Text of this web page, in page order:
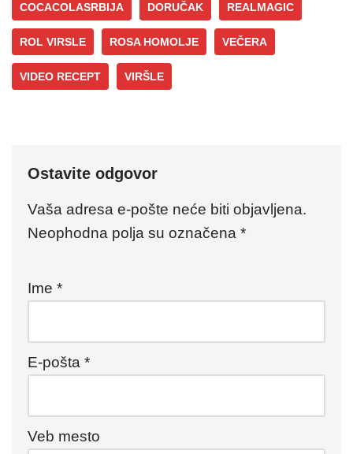
COCACOLASRBIJA DORUČAK REALMAGIC
ROL VIRSLE ROSA HOMOLJE VEČERA
VIDEO RECEPT VIRŠLE
Ostavite odgovor
Vaša adresa e-pošte neće biti objavljena.
Neophodna polja su označena *
Ime *
E-pošta *
Veb mesto